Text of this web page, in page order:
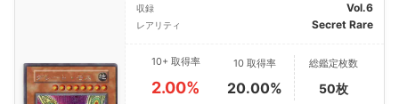
収録 Vol.6
レアリティ Secret Rare
10+ 取得率
2.00%
10 取得率
20.00%
総鑑定枚数
50枚